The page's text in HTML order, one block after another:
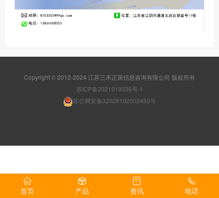
Copyright © 2012-2024 江苏三禾正策信息咨询有限公司 版权所有
苏ICP备2021019339号-1
苏公网安备32028102002450号
首页 产品 资讯 电话